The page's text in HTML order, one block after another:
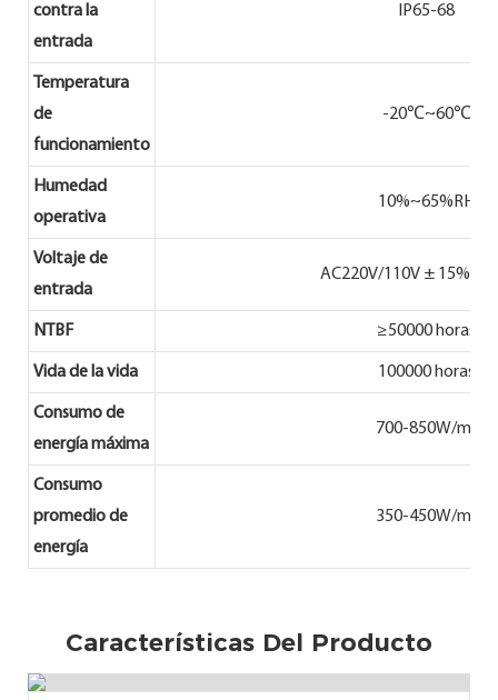
contra la
entrada
IP65-68
Temperatura
de
funcionamiento
-20℃~60℃
Humedad
operativa
10%~65%RH
Voltaje de
entrada
AC220V/110V ±
NTBF ≥50000 horas
Vida de la vida 100000 horas
Consumo de
energía máxima
700-850W/m²
Consumo
promedio de
energía
350-450W/m²
Características Del Producto